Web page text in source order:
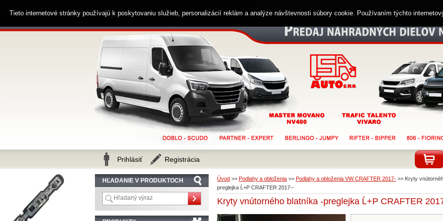
Úvod >> Podlahy a obloženia >> Podlahy a obloženia VW CRAFTER 2017- >> Kryty
preglejka Ĺ+P CRAFTER 2017--
Kryty vnútorného blatníka -preglejka Ĺ+P CRAFTER
HĽADANIE V PRODUKTOCH
Zákaznícka linka 0914 238 482
Prihlásiť Registrácia
Tieto internetové stránky používajú k poskytovaniu služieb, personalizácií reklám a analýze návštevnosti súbory cookie. Používaním týchto